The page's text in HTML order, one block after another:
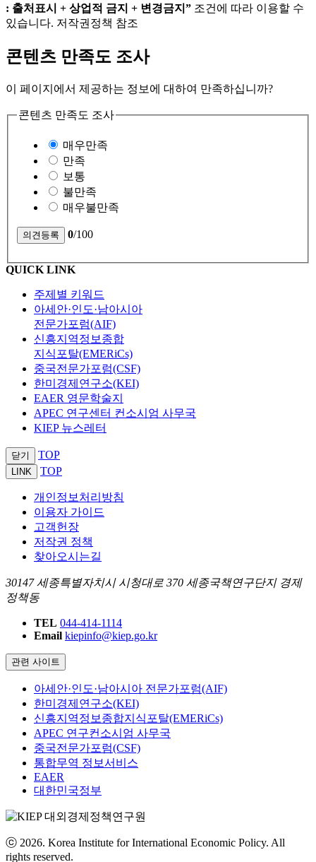
: 출처표시 + 상업적 금지 + 변경금지” 조건에 따라 이용할 수
있습니다. 저작권정책 참조
콘텐츠 만족도 조사
이 페이지에서 제공하는 정보에 대하여 만족하십니까?
콘텐츠 만족도 조사
매우만족
만족
보통
불만족
매우불만족
0/100
QUICK LINK
주제별 키워드
아세안·인도·남아시아
전문가포럼(AIF)
신흥지역정보종합
지식포탈(EMERiCs)
중국전문가포럼(CSF)
한미경제연구소(KEI)
EAER 영문학술지
APEC 연구센터 컨소시엄 사무국
KIEP 뉴스레터
닫기 TOP
LINK TOP
개인정보처리방침
이용자 가이드
고객헌장
저작권 정책
찾아오시는길
30147 세종특별자치시 시청대로 370 세종국책연구단지 경제
정책동
TEL 044-414-1114
Email kiepinfo@kiep.go.kr
관련 사이트
아세안·인도·남아시아 전문가포럼(AIF)
한미경제연구소(KEI)
신흥지역정보종합지식포탈(EMERiCs)
APEC 연구컨소시엄 사무국
중국전문가포럼(CSF)
통합무역 정보서비스
EAER
대한민국정부
ⓒ 2026. Korea Institute for International Economic Policy. All
rights reserved.